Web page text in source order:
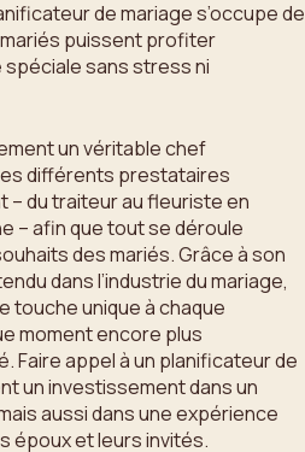
de mariage s’occupe de
puissent profiter
sans stress ni
un véritable chef
différents prestataires
– du traiteur au fleuriste en
– afin que tout se déroule
des mariés. Grâce à son
dans l’industrie du mariage,
touche unique à chaque
moment encore plus
Faire appel à un planificateur de
un investissement dans un
aussi dans une expérience
époux et leurs invités.